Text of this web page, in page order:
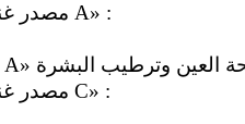
– مصدر غنى بفيتامين A» :
– مصدر غنى بفيتامين C» :